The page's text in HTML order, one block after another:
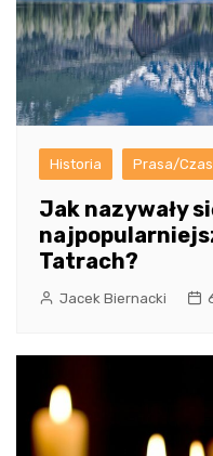
Historia Prasa/
Jak nazywały
Tatrach?
Jacek Biernacki